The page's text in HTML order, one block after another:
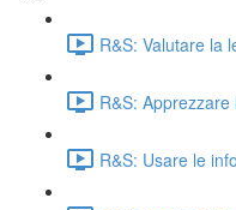
R&S: Valutare la
R&S:
R&S: Usare le